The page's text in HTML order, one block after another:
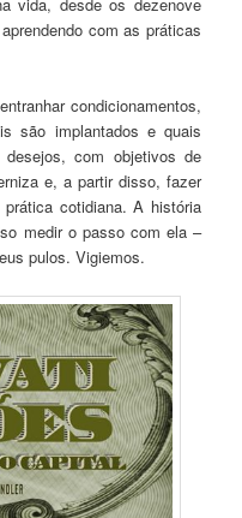
vida, desde os dezenove
com as práticas
condicionamentos,
são implantados e quais
com objetivos de
e, a partir disso, fazer
cotidiana. A história
medir o passo com ela –
pulos. Vigiemos.